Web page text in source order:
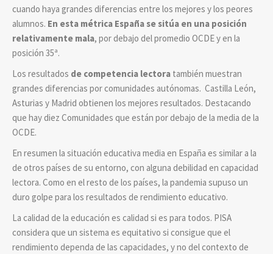
cuando haya grandes diferencias entre los mejores y los peores
alumnos. En esta métrica España se sitúa en una posición
relativamente mala, por debajo del promedio OCDE y en la
posición 35ª.
Los resultados de competencia lectora también muestran
grandes diferencias por comunidades autónomas. Castilla León,
Asturias y Madrid obtienen los mejores resultados. Destacando
que hay diez Comunidades que están por debajo de la media de la
OCDE.
En resumen la situación educativa media en España es similar a la
de otros países de su entorno, con alguna debilidad en capacidad
lectora. Como en el resto de los países, la pandemia supuso un
duro golpe para los resultados de rendimiento educativo.
La calidad de la educación es calidad si es para todos. PISA
considera que un sistema es equitativo si consigue que el
rendimiento dependa de las capacidades, y no del contexto de